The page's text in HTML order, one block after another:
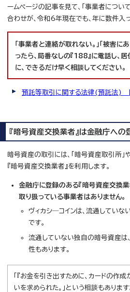
ームページの記事を見て、「事業者につい
合わせが、令和6年現在でも、年に数件入
「事業者と連絡が取れない。」「被害に
ったら、局番なしの『188』に電話し、
に、できるだけ早く相談してください。
預託等取引に関する法律(預託法)
『暗号資産交換業者』は金融庁への
暗号資産の取引には、「暗号資産取引所」
『暗号資産交換業者』を利用します。
金融庁に登録のある『暗号資産交換業
取り扱っている事業者はありません。
ヴィカシ―コインは、流通してい
です。
流通していない独自の暗号資産は
性もあります。
「『お金を引き出すために、カードの作
いを求められた。」という相談もありま